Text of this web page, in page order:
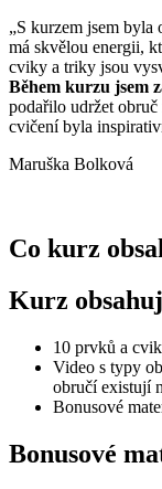
„S kurzem jsem
má skvělou energii,
cviky a triky jsou
Během kurzu jsem
podařilo udržet obruč
cvičení byla
Maruška Bolková
Co kurz
Kurz
10 prvků a
Video s typy
obručí existují
Bonusové
Bonusové